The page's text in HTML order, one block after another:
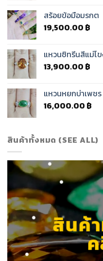
สร้อยข้อมือมรกต
19,500.00 ฿
แหวนซิทรีนสีแม่โ
13,900.00 ฿
แหวนหยกบ่าเพชร
16,000.00 ฿
สินค้าทั้งหมด (SEE ALL)
สินค้